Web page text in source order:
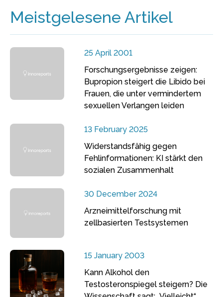
Meistgelesene Artikel
25 April 2001
Forschungsergebnisse zeigen:
Bupropion steigert die Libido bei
Frauen, die unter vermindertem
sexuellen Verlangen leiden
13 February 2025
Widerstandsfähig gegen
Fehlinformationen: KI stärkt den
sozialen Zusammenhalt
30 December 2024
Arzneimittelforschung mit
zellbasierten Testsystemen
15 January 2003
Kann Alkohol den
Testosteronspiegel steigern? Die